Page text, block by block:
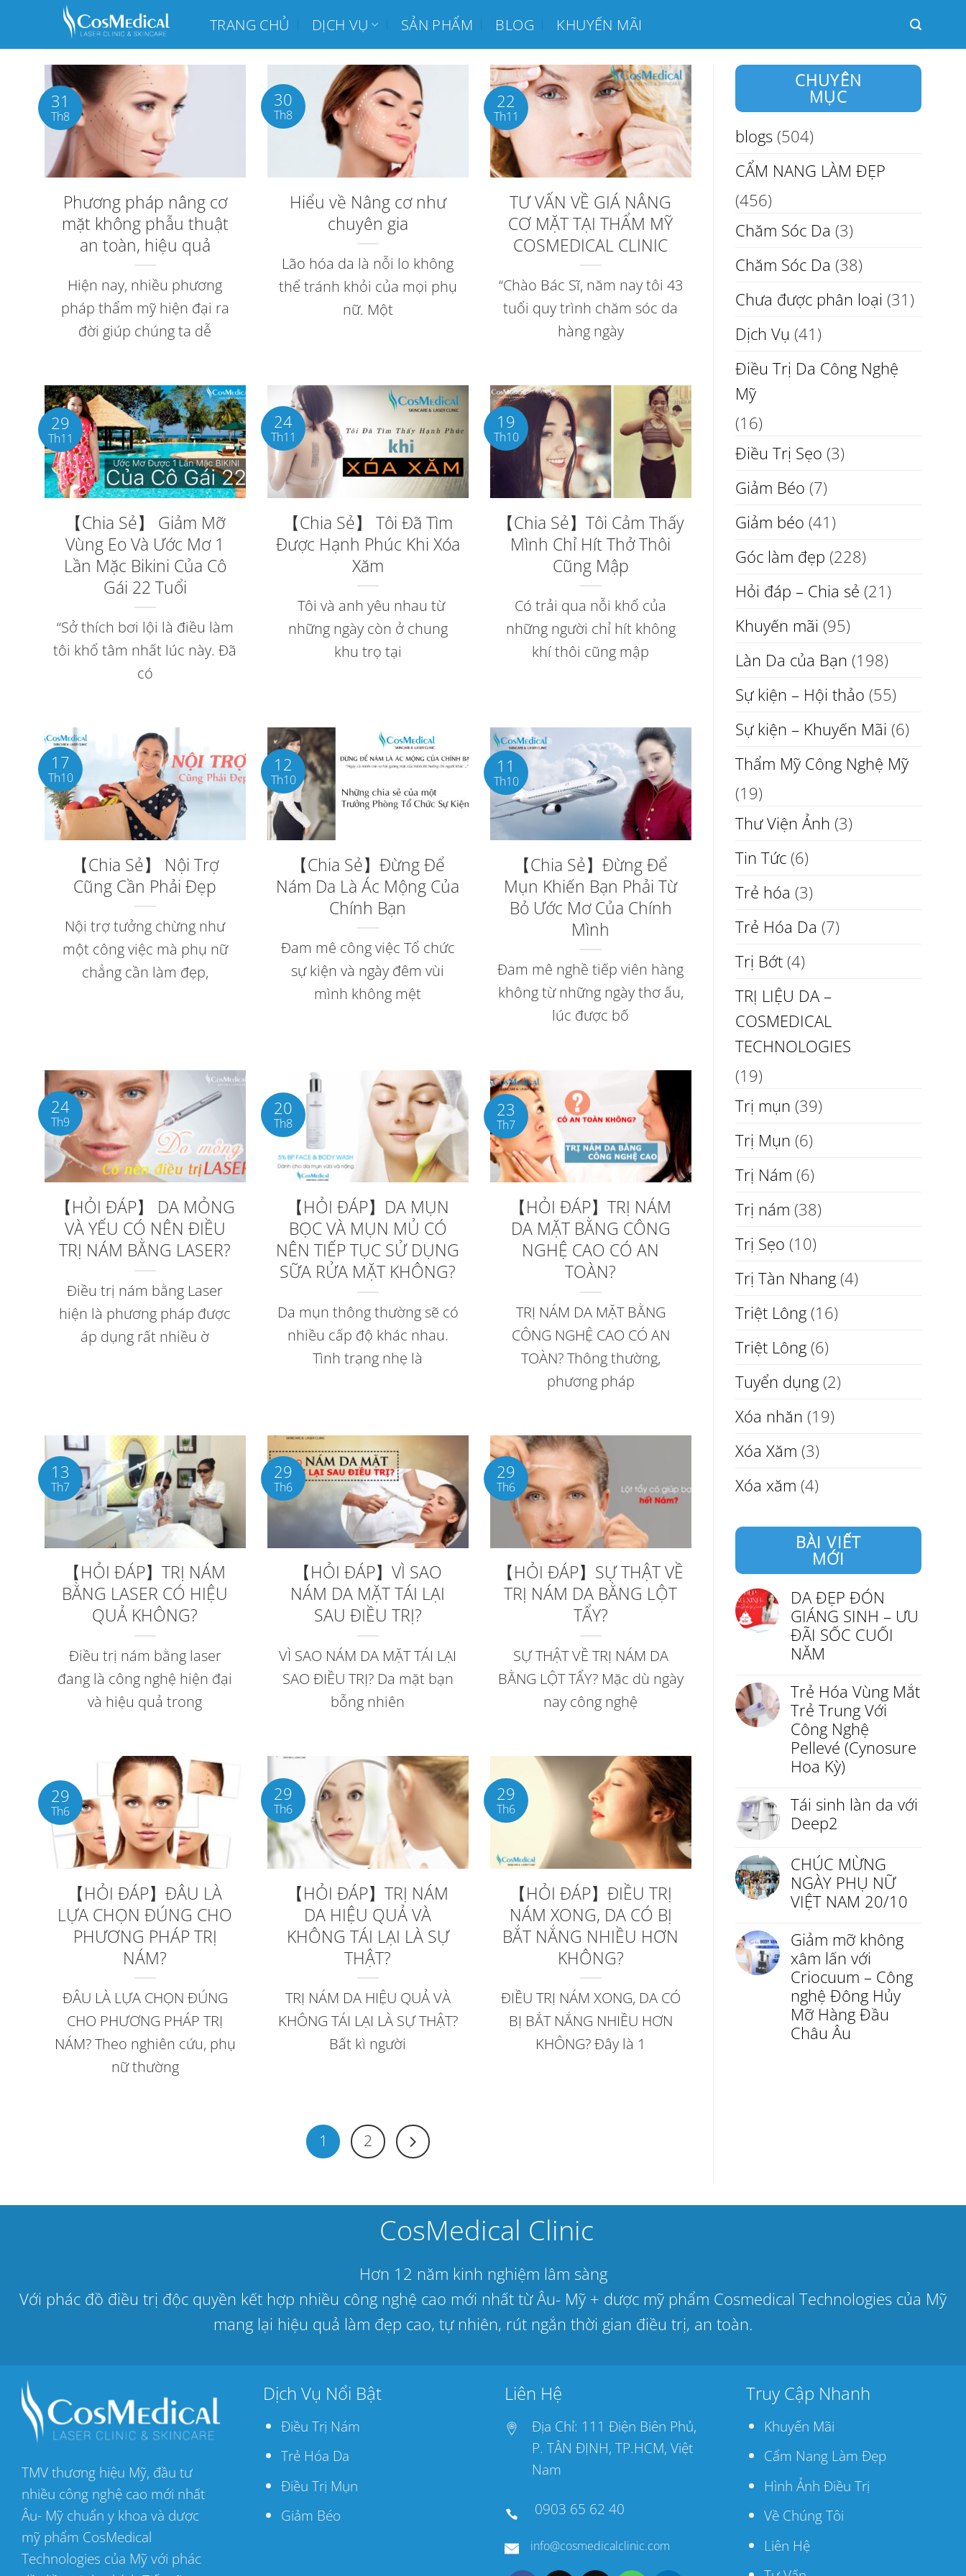
TRANG CHỦ DỊCH VỤ SẢN PHẨM BLOG KHUYẾN MÃI
Phương pháp nâng cơ
mặt không phẫu thuật
an toàn, hiệu quả
Hiện nay, nhiều phương
pháp thẩm mỹ hiện đại ra
đời giúp chúng ta dễ
31
Th8
Hiểu về Nâng cơ như
chuyên gia
Lão hóa da là nỗi lo không
thể tránh khỏi của mọi phụ
nữ. Một
30
Th8
TƯ VẤN VỀ GIÁ NÂNG
CƠ MẶT TẠI THẨM MỸ
COSMEDICAL CLINIC
“Chào Bác Sĩ, năm nay tôi 43
tuổi quy trình chăm sóc da
hàng ngày
22
Th11
【Chia Sẻ】 Giảm Mỡ
Vùng Eo Và Ước Mơ 1
Lần Mặc Bikini Của Cô
Gái 22 Tuổi
“Sở thích bơi lội là điều làm
tôi khổ tâm nhất lúc này. Đã
có
29
Th11
【Chia Sẻ】 Tôi Đã Tìm
Được Hạnh Phúc Khi Xóa
Xăm
Tôi và anh yêu nhau từ
những ngày còn ở chung
khu trọ tại
24
Th11
【Chia Sẻ】Tôi Cảm Thấy
Mình Chỉ Hít Thở Thôi
Cũng Mập
Có trải qua nỗi khổ của
những người chỉ hít không
khí thôi cũng mập
19
Th10
【Chia Sẻ】 Nội Trợ
Cũng Cần Phải Đẹp
Nội trợ tưởng chừng như
một công việc mà phụ nữ
chẳng cần làm đẹp,
17
Th10
【Chia Sẻ】Đừng Để
Nám Da Là Ác Mộng Của
Chính Bạn
Đam mê công việc Tổ chức
sự kiện và ngày đêm vùi
mình không mệt
12
Th10
【Chia Sẻ】Đừng Để
Mụn Khiến Bạn Phải Từ
Bỏ Ước Mơ Của Chính
Mình
Đam mê nghề tiếp viên hàng
không từ những ngày thơ ấu,
lúc được bố
11
Th10
【HỎI ĐÁP】 DA MỎNG
VÀ YẾU CÓ NÊN ĐIỀU
TRỊ NÁM BẰNG LASER?
Điều trị nám bằng Laser
hiện là phương pháp được
áp dụng rất nhiều ờ
24
Th9
【HỎI ĐÁP】DA MỤN
BỌC VÀ MỤN MỦ CÓ
NÊN TIẾP TỤC SỬ DỤNG
SỮA RỬA MẶT KHÔNG?
Da mụn thông thường sẽ có
nhiều cấp độ khác nhau.
Tình trạng nhẹ là
20
Th8
【HỎI ĐÁP】TRỊ NÁM
DA MẶT BẰNG CÔNG
NGHỆ CAO CÓ AN
TOÀN?
TRỊ NÁM DA MẶT BẰNG
CÔNG NGHỆ CAO CÓ AN
TOÀN? Thông thường,
phương pháp
23
Th7
【HỎI ĐÁP】TRỊ NÁM
BẰNG LASER CÓ HIỆU
QUẢ KHÔNG?
Điều trị nám bằng laser
đang là công nghệ hiện đại
và hiệu quả trong
13
Th7
【HỎI ĐÁP】VÌ SAO
NÁM DA MẶT TÁI LẠI
SAU ĐIỀU TRỊ?
VÌ SAO NÁM DA MẶT TÁI LẠI
SAO ĐIỀU TRỊ? Da mặt bạn
bỗng nhiên
29
Th6
【HỎI ĐÁP】SỰ THẬT VỀ
TRỊ NÁM DA BẰNG LỘT
TẨY?
SỰ THẬT VỀ TRỊ NÁM DA
BẰNG LỘT TẨY? Mặc dù ngày
nay công nghệ
29
Th6
【HỎI ĐÁP】ĐÂU LÀ
LỰA CHỌN ĐÚNG CHO
PHƯƠNG PHÁP TRỊ
NÁM?
ĐÂU LÀ LỰA CHỌN ĐÚNG
CHO PHƯƠNG PHÁP TRỊ
NÁM? Theo nghiên cứu, phụ
nữ thường
29
Th6
【HỎI ĐÁP】TRỊ NÁM
DA HIỆU QUẢ VÀ
KHÔNG TÁI LẠI LÀ SỰ
THẬT?
TRỊ NÁM DA HIỆU QUẢ VÀ
KHÔNG TÁI LẠI LÀ SỰ THẬT?
Bất kì người
29
Th6
【HỎI ĐÁP】ĐIỀU TRỊ
NÁM XONG, DA CÓ BỊ
BẮT NẮNG NHIỀU HƠN
KHÔNG?
ĐIỀU TRỊ NÁM XONG, DA CÓ
BỊ BẮT NẮNG NHIỀU HƠN
KHÔNG? Đây là 1
29
Th6
1 2
CHUYÊN
MỤC
blogs (504)
CẨM NANG LÀM ĐẸP
(456)
Chăm Sóc Da (3)
Chăm Sóc Da (38)
Chưa được phân loại (31)
Dịch Vụ (41)
Điều Trị Da Công Nghệ
Mỹ
(16)
Điều Trị Sẹo (3)
Giảm Béo (7)
Giảm béo (41)
Góc làm đẹp (228)
Hỏi đáp – Chia sẻ (21)
Khuyến mãi (95)
Làn Da của Bạn (198)
Sự kiện – Hội thảo (55)
Sự kiện – Khuyến Mãi (6)
Thẩm Mỹ Công Nghệ Mỹ
(19)
Thư Viện Ảnh (3)
Tin Tức (6)
Trẻ hóa (3)
Trẻ Hóa Da (7)
Trị Bớt (4)
TRỊ LIỆU DA –
COSMEDICAL
TECHNOLOGIES
(19)
Trị mụn (39)
Trị Mụn (6)
Trị Nám (6)
Trị nám (38)
Trị Sẹo (10)
Trị Tàn Nhang (4)
Triệt Lông (16)
Triệt Lông (6)
Tuyển dụng (2)
Xóa nhăn (19)
Xóa Xăm (3)
Xóa xăm (4)
BÀI VIẾT
MỚI
DA ĐẸP ĐÓN
GIÁNG SINH – ƯU
ĐÃI SỐC CUỐI
NĂM
Trẻ Hóa Vùng Mắt
Trẻ Trung Với
Công Nghệ
Pellevé (Cynosure
Hoa Kỳ)
Tái sinh làn da với
Deep2
CHÚC MỪNG
NGÀY PHỤ NỮ
VIỆT NAM 20/10
Giảm mỡ không
xâm lấn với
Criocuum – Công
nghệ Đông Hủy
Mỡ Hàng Đầu
Châu Âu
CosMedical Clinic
Hơn 12 năm kinh nghiệm lâm sàng
Với phác đồ điều trị độc quyền kết hợp nhiều công nghệ cao mới nhất từ Âu- Mỹ + dược mỹ phẩm Cosmedical Technologies của Mỹ
mang lại hiệu quả làm đẹp cao, tự nhiên, rút ngắn thời gian điều trị, an toàn.
TMV thương hiệu Mỹ, đầu tư
nhiều công nghệ cao mới nhất
Âu- Mỹ chuẩn y khoa và dược
mỹ phẩm CosMedical
Technologies của Mỹ với phác
Dịch Vụ Nổi Bật
Điều Trị Nám
Trẻ Hóa Da
Điều Trị Mụn
Giảm Béo
Liên Hệ
Địa Chỉ: 111 Điện Biên Phủ,
P. TÂN ĐỊNH, TP.HCM, Việt
Nam
0903 65 62 40
info@cosmedicalclinic.com
Truy Cập Nhanh
Khuyến Mãi
Cẩm Nang Làm Đẹp
Hình Ảnh Điều Trị
Về Chúng Tôi
Liên Hệ